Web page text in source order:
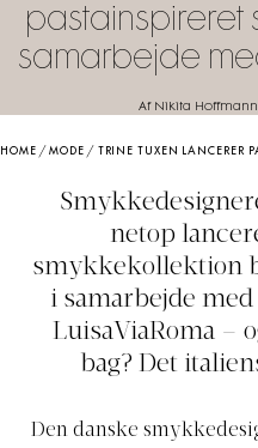
pastainspireret
samarbejde
Af Nikita Hoffmann
HOME /MODE / TRINE TUXEN LANCERER
netop
smykkekollektion
i samarbejde
LuisaViaRoma –
bag? Det
Den danske